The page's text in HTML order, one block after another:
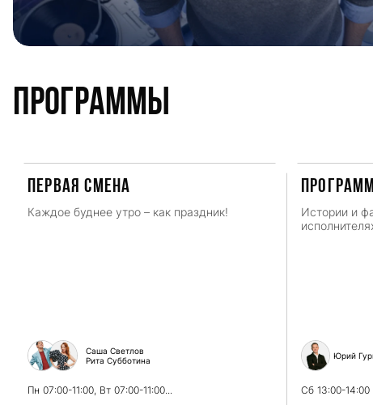
Программы
ПЕРВАЯ СМЕНА
Каждое буднее утро – как праздник!
Саша Светлов
Рита Субботина
Пн 07:00-11:00, Вт 07:00-11:00...
Истории и
Юрий
Сб 13:00-14:00